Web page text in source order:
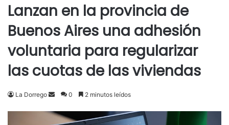
Lanzan en la provincia de
Buenos Aires una adhesión
voluntaria para regularizar
las cuotas de las viviendas
La Dorrego
Send
email
0 2 minutos leídos